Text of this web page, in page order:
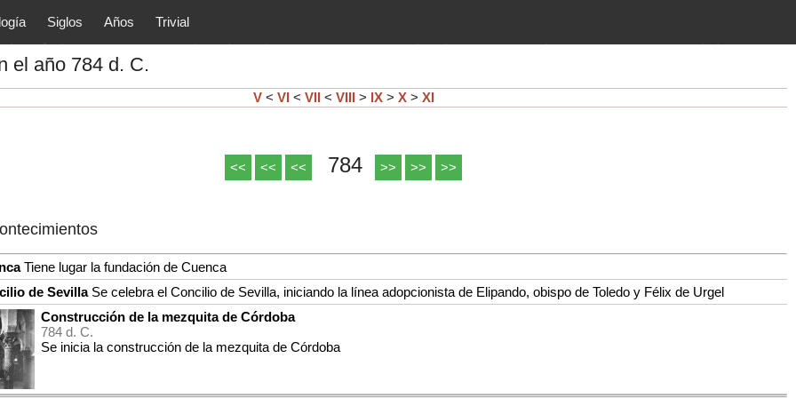
y principales acontecimientos (guerras, gobiernos,
arte, cultura, etc.) de la historia de la humanidad desde el
Siglos Años Trivial
el año 784 d. C.
V< VI < VII< VIII> IX > X> XI
<< << << 784 >> >> >>
Tiene lugar la fundación de Cuenca
de SevillaSe celebra el Concilio de Sevilla, iniciando la línea adopcionista de Elipando, obispo de Toledo y Félix de Urgel
Construcción de la mezquita de Córdoba
784 d. C.
Se inicia la construcción de la mezquita de Córdoba